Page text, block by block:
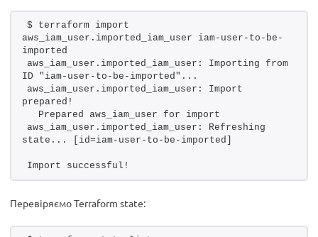
$ terraform import
aws_iam_user.imported_iam_user iam-user-to-be-
imported
aws_iam_user.imported_iam_user: Importing from
ID "iam-user-to-be-imported"...
aws_iam_user.imported_iam_user: Import
prepared!
  Prepared aws_iam_user for import
aws_iam_user.imported_iam_user: Refreshing
state... [id=iam-user-to-be-imported]
Import successful!
Перевіряємо Terraform state: